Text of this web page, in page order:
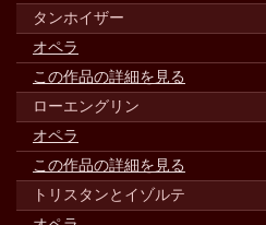
タンホイザー
オペラ
この作品の詳細を見る
ローエングリン
オペラ
この作品の詳細を見る
トリスタンとイゾルテ